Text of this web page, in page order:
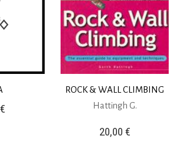
€
ROCK & WALL CLIMBING
Hattingh G.
20,00 €